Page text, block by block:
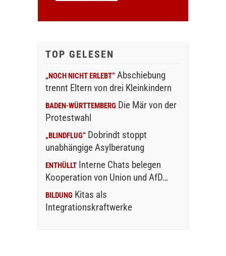
TOP GELESEN
„NOCH NICHT ERLEBT“ Abschiebung
trennt Eltern von drei Kleinkindern
BADEN-WÜRTTEMBERG Die Mär von der
Protestwahl
„BLINDFLUG“ Dobrindt stoppt
unabhängige Asylberatung
ENTHÜLLT Interne Chats belegen
Kooperation von Union und AfD…
BILDUNG Kitas als
Integrationskraftwerke